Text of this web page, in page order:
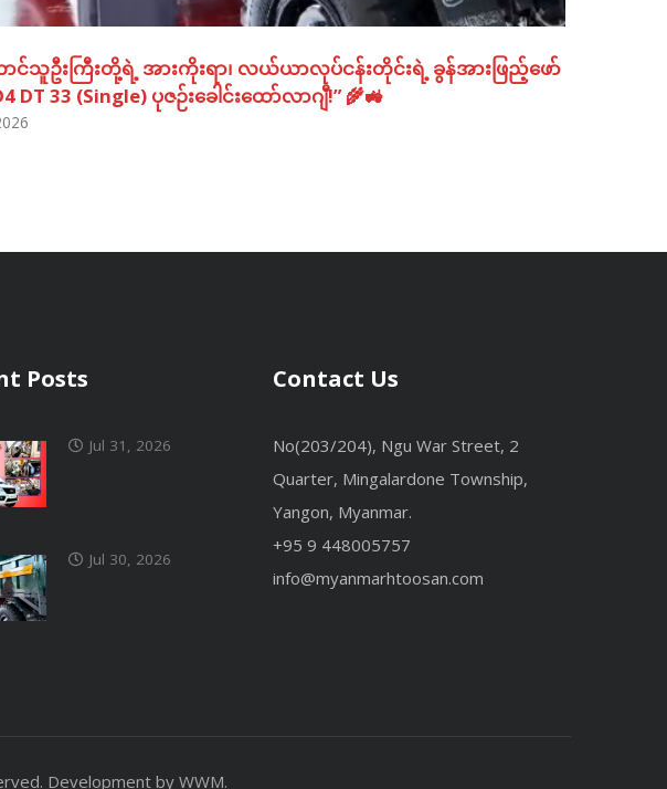
ာင်သူဦးကြီးတို့ရဲ့ အားကိုးရာ၊ လယ်ယာလုပ်ငန်းတိုင်းရဲ့ ခွန်အားဖြည့်ဖော်
DT 33 (Single) ပုဇဉ်းခေါင်းထော်လာဂျီ!” 🌾🚜
Posts
Jul 31, 2026
Jul 30, 2026
Contact Us
No(203/204), Ngu War Street, 2
Quarter, Mingalardone Township,
Yangon, Myanmar.
+95 9 448005757
info@myanmarhtoosan.com
Development by WWM.